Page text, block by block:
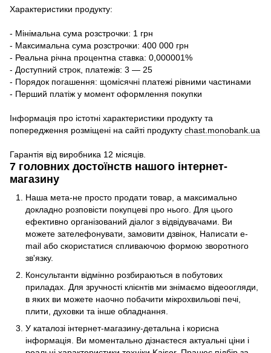
Характеристики продукту:
- Мінімальна сума розстрочки: 1 грн
- Максимальна сума розстрочки: 400 000 грн
- Реальна річна процентна ставка: 0,000001%
- Доступний строк, платежів: 3 — 25
- Порядок погашення: щомісячні платежі рівними частинами
- Перший платіж у момент оформлення покупки
Інформація про істотні характеристики продукту та
попередження розміщені на сайті продукту chast.monobank.ua
Гарантія від виробника 12 місяців.
7 головних достоїнств нашого інтернет-
магазину
Наша мета-не просто продати товар, а максимально
докладно розповісти покупцеві про нього. Для цього
ефективно організований діалог з відвідувачами. Ви
можете зателефонувати, замовити дзвінок, Написати e-
mail або скористатися спливаючою формою зворотного
зв'язку.
Консультанти відмінно розбираються в побутових
приладах. Для зручності клієнтів ми знімаємо відеоогляди,
в яких ви можете наочно побачити мікрохвильові печі,
плити, духовки та інше обладнання.
У каталозі інтернет-магазину-детальна і корисна
інформація. Ви моментально дізнаєтеся актуальні ціни і